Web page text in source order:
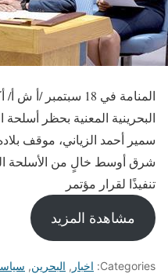
المنامة في 18
البحرينية المعنية بحظر
سمير أحمد الزياني، موقف
شرق أوسط خالٍ من الأسلحة
تنفيذًا لقرار مؤتمر
مشاهدة المزيد
Categories: اخبار , البحرين,